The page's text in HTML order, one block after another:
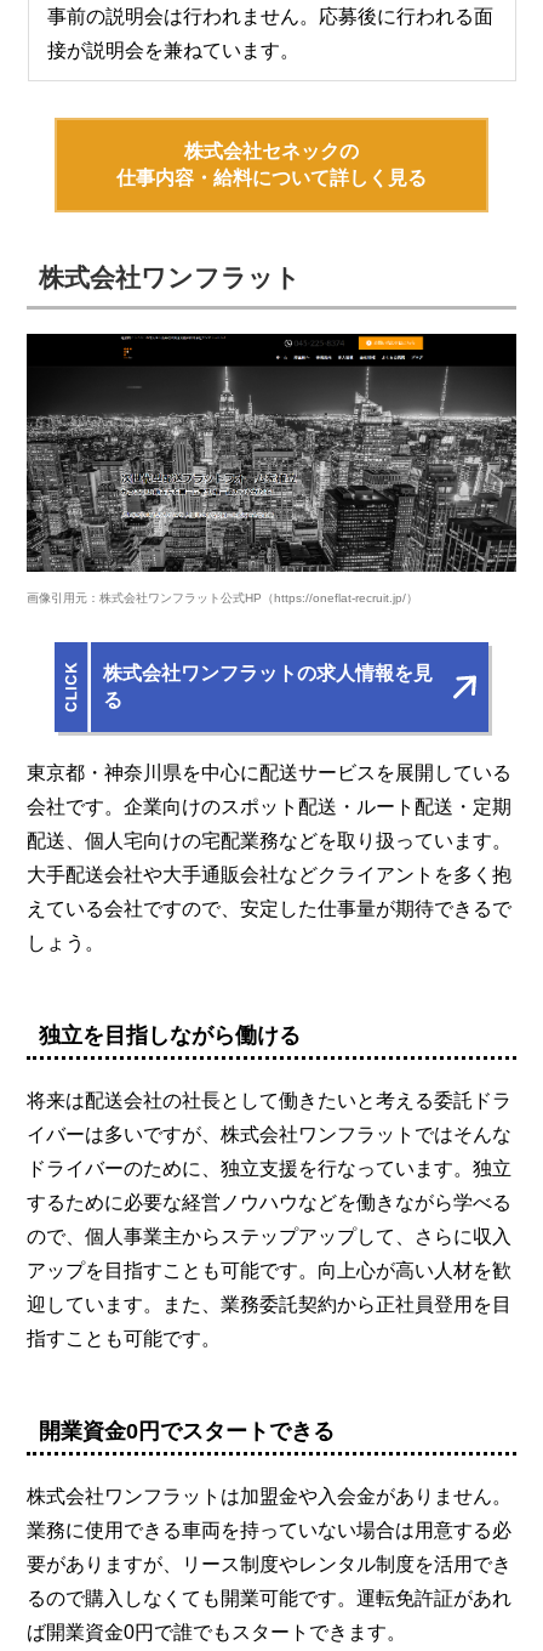
事前の説明会は行われません。応募後に行われる面
接が説明会を兼ねています。
株式会社セネックの
仕事内容・給料について詳しく見る
株式会社ワンフラット
画像引用元：株式会社ワンフラット公式HP（https://oneflat-recruit.jp/）
株式会社ワンフラットの求人情報を見
る
東京都・神奈川県を中心に配送サービスを展開している
会社です。企業向けのスポット配送・ルート配送・定期
配送、個人宅向けの宅配業務などを取り扱っています。
大手配送会社や大手通販会社などクライアントを多く抱
えている会社ですので、安定した仕事量が期待できるで
しょう。
独立を目指しながら働ける
将来は配送会社の社長として働きたいと考える委託ドラ
イバーは多いですが、株式会社ワンフラットではそんな
ドライバーのために、独立支援を行なっています。独立
するために必要な経営ノウハウなどを働きながら学べる
ので、個人事業主からステップアップして、さらに収入
アップを目指すことも可能です。向上心が高い人材を歓
迎しています。また、業務委託契約から正社員登用を目
指すことも可能です。
開業資金0円でスタートできる
株式会社ワンフラットは加盟金や入会金がありません。
業務に使用できる車両を持っていない場合は用意する必
要がありますが、リース制度やレンタル制度を活用でき
るので購入しなくても開業可能です。運転免許証があれ
ば開業資金0円で誰でもスタートできます。